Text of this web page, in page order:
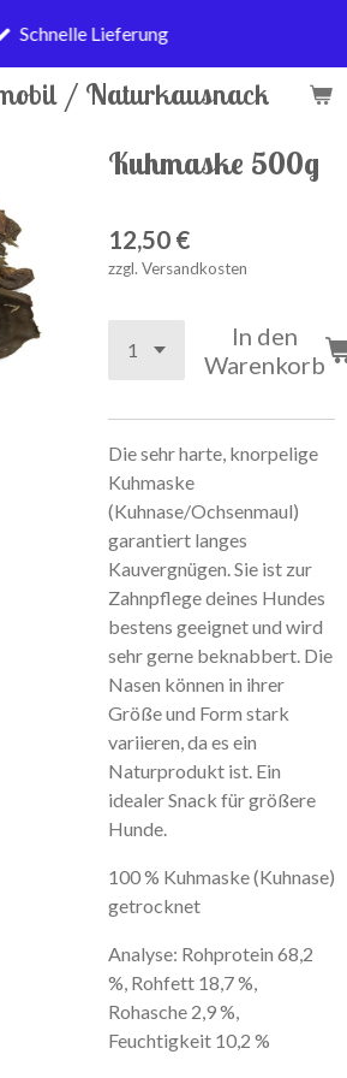
/ Naturkausnack
Schnelle Lieferung
Kuhmaske 500g
12,50 €
zzgl. Versandkosten
In den
Warenkorb
Die sehr harte, knorpelige
Kuhmaske
(Kuhnase/Ochsenmaul)
garantiert langes
Kauvergnügen. Sie ist zur
Zahnpflege deines Hundes
bestens geeignet und wird
sehr gerne beknabbert. Die
Nasen können in ihrer
Größe und Form stark
variieren, da es ein
Naturprodukt ist. Ein
idealer Snack für größere
Hunde.
100 % Kuhmaske (Kuhnase)
getrocknet
Analyse: Rohprotein 68,2
%, Rohfett 18,7 %,
Rohasche 2,9 %,
Feuchtigkeit 10,2 %